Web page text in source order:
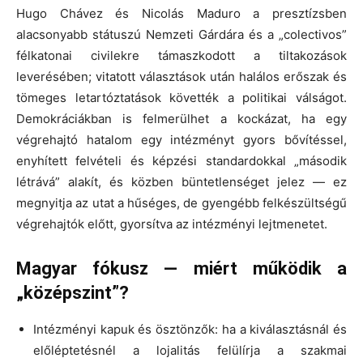
Hugo Chávez és Nicolás Maduro a presztízsben
alacsonyabb státuszú Nemzeti Gárdára és a „colectivos”
félkatonai civilekre támaszkodott a tiltakozások
leverésében; vitatott választások után halálos erőszak és
tömeges letartóztatások követték a politikai válságot.
Demokráciákban is felmerülhet a kockázat, ha egy
végrehajtó hatalom egy intézményt gyors bővítéssel,
enyhített felvételi és képzési standardokkal „második
létrává” alakít, és közben büntetlenséget jelez — ez
megnyitja az utat a hűséges, de gyengébb felkészültségű
végrehajtók előtt, gyorsítva az intézményi lejtmenetet.
Magyar fókusz — miért működik a
„középszint”?
Intézményi kapuk és ösztönzők: ha a kiválasztásnál és
előléptetésnél a lojalitás felülírja a szakmai